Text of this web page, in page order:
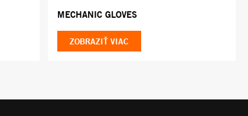
MECHANIC GLOVES
ZOBRAZIŤ VIAC